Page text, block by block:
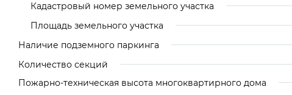
Кадастровый номер земельного участка
Площадь земельного участка
Наличие подземного паркинга
Количество секций
Пожарно-техническая высота многоквартирного дома